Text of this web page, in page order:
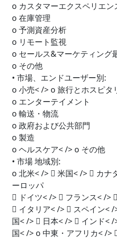
o カスタマーエクスペリエン
o 在庫管理
o 予測資産分析
o リモート監視
o セールス&マーケティング
o その他
• 市場、エンドユーザー別:
o 小売< /> o 旅行とホスピタ
o エンターテイメント
o 輸送・物流
o 政府および公共部門
o 製造
o ヘルスケア< /> o その他
• 市場 地域別:
o 北米< />  米国< />  カナ
ーロッパ
 ドイツ< />  フランス< />
 イタリア< />  スペイン<
国< />  日本< />  インド<
国< /> o 中東・アフリカ< />